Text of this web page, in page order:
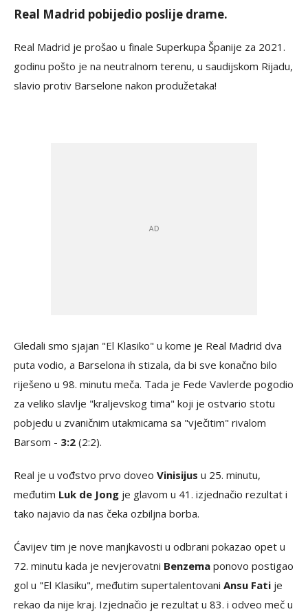
Real Madrid pobijedio poslije drame.
Real Madrid je prošao u finale Superkupa Španije za 2021.
godinu pošto je na neutralnom terenu, u saudijskom Rijadu,
slavio protiv Barselone nakon produžetaka!
Gledali smo sjajan "El Klasiko" u kome je Real Madrid dva
puta vodio, a Barselona ih stizala, da bi sve konačno bilo
riješeno u 98. minutu meča. Tada je Fede Vavlerde pogodio
za veliko slavlje "kraljevskog tima" koji je ostvario stotu
pobjedu u zvaničnim utakmicama sa "vječitim" rivalom
Barsom - 3:2 (2:2).
Real je u vođstvo prvo doveo Vinisijus u 25. minutu,
međutim Luk de Jong je glavom u 41. izjednačio rezultat i
tako najavio da nas čeka ozbiljna borba.
Ćavijev tim je nove manjkavosti u odbrani pokazao opet u
72. minutu kada je nevjerovatni Benzema ponovo postigao
gol u "El Klasiku", međutim supertalentovani Ansu Fati je
rekao da nije kraj. Izjednačio je rezultat u 83. i odveo meč u